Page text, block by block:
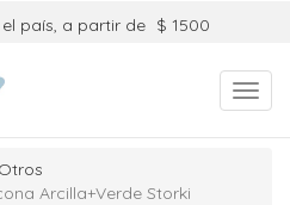
país, a partir de $ 1500
Arcilla+Verde Storki